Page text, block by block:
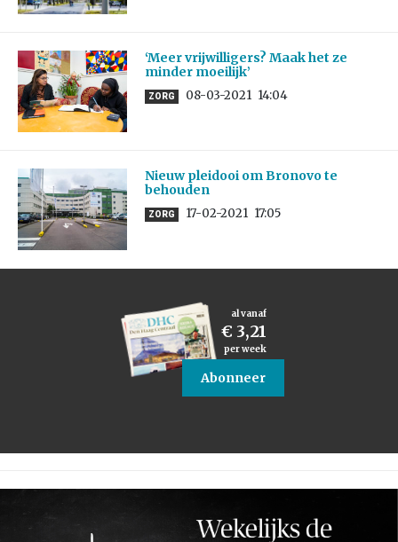
‘Meer vrijwilligers? Maak het ze
minder moeilijk’
ZORG 08-03-2021 14:04
Nieuw pleidooi om Bronovo te
behouden
ZORG 17-02-2021 17:05
al vanaf
€ 3,21
per week
Abonneer